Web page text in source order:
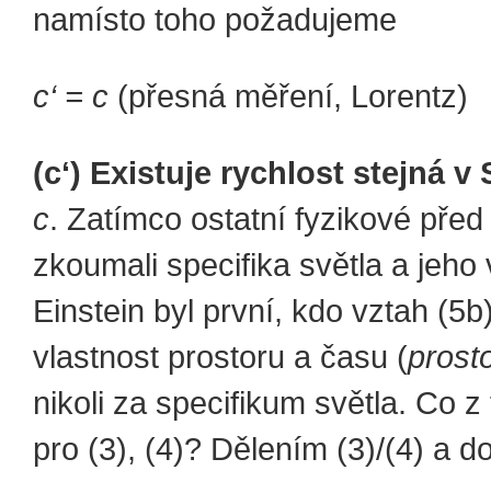
namísto toho požadujeme
c‘ = c (přesná měření,
(c‘) Existuje rychlost stejná v
c. Zatímco ostatní fyzikové
zkoumali specifika světla a jeho
Einstein byl první, kdo vztah
vlastnost prostoru a času (
nikoli za specifikum světla. Co z
pro (3), (4)? Dělením (3)/(4) a